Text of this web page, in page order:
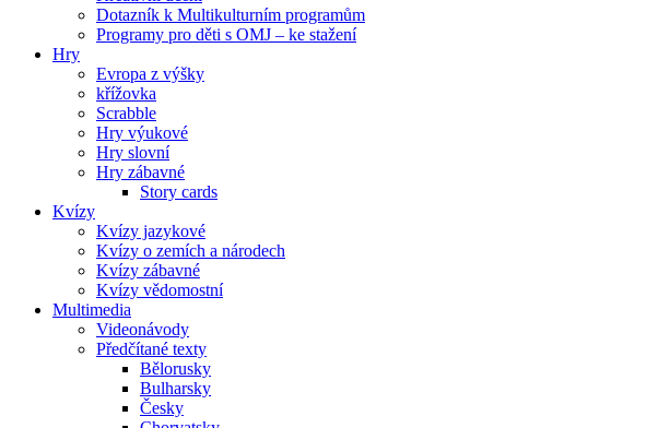
Dotazník k Multikulturním programům
Programy pro děti s OMJ – ke stažení
Hry
Evropa z výšky
křížovka
Scrabble
Hry výukové
Hry slovní
Hry zábavné
Story cards
Kvízy
Kvízy jazykové
Kvízy o zemích a národech
Kvízy zábavné
Kvízy vědomostní
Multimedia
Videonávody
Předčítané texty
Bělorusky
Bulharsky
Česky